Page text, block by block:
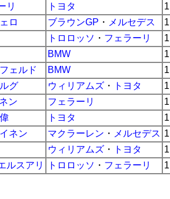
リ トヨタ
ロ ブラウンGP ・ メルセデス
トロロッソ ・ フェラーリ
BMW
ェルド BMW
グ ウィリアムズ ・ トヨタ
ン フェラーリ
トヨタ
ネン マクラーレン ・ メルセデス
ウィリアムズ ・ トヨタ
ルスアリ トロロッソ ・ フェラーリ